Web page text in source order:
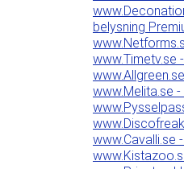
belysning
www.Timetv.se
www.Melita.se
www.Cavalli.se